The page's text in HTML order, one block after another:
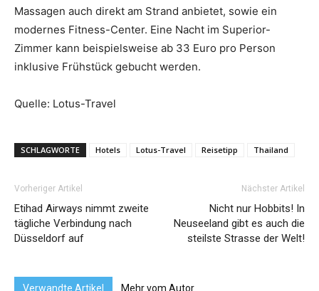
Massagen auch direkt am Strand anbietet, sowie ein
modernes Fitness-Center. Eine Nacht im Superior-
Zimmer kann beispielsweise ab 33 Euro pro Person
inklusive Frühstück gebucht werden.
Quelle: Lotus-Travel
SCHLAGWORTE Hotels Lotus-Travel Reisetipp Thailand
Vorheriger Artikel
Etihad Airways nimmt zweite
tägliche Verbindung nach
Düsseldorf auf
Nächster Artikel
Nicht nur Hobbits! In
Neuseeland gibt es auch die
steilste Strasse der Welt!
Verwandte Artikel Mehr vom Autor